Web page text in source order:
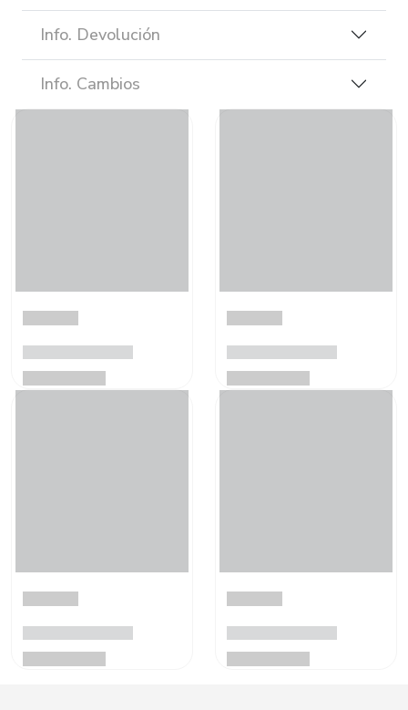
Info. Devolución
Info. Cambios